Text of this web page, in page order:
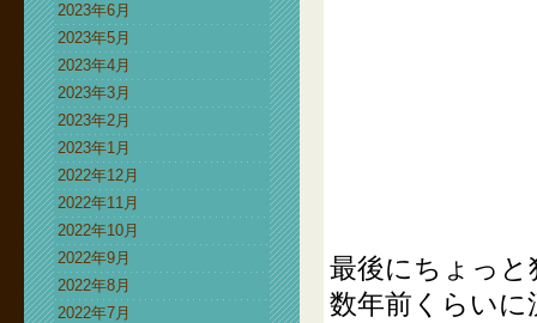
2023年6月
2023年5月
2023年4月
2023年3月
2023年2月
2023年1月
2022年12月
2022年11月
2022年10月
2022年9月
2022年8月
2022年7月
最後にちょっと
数年前くらい